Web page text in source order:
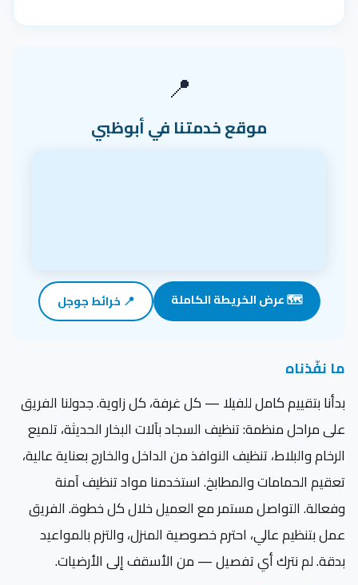
📍
موقع خدمتنا في أبوظبي
🗺️ عرض الخريطة الكاملة 📍 خرائط جوجل
ما نفّذناه
بدأنا بتقييم كامل للفيلا — كل غرفة، كل زاوية. جدولنا الفريق
على مراحل منظمة: تنظيف السجاد بآلات البخار الحديثة، تلميع
الرخام والبلاط، تنظيف النوافذ من الداخل والخارج بعناية عالية،
تعقيم الحمامات والمطابخ. استخدمنا مواد تنظيف آمنة
وفعالة. التواصل مستمر مع العميل خلال كل خطوة. الفريق
عمل بتنظيم عالي، احترم خصوصية المنزل، والتزم بالمواعيد
بدقة. لم نترك أي تفصيل — من الأسقف إلى الأرضيات.